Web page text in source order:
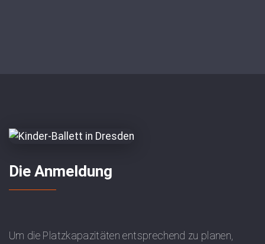
Die Anmeldung
Um die Platzkapazitäten entsprechend zu planen,